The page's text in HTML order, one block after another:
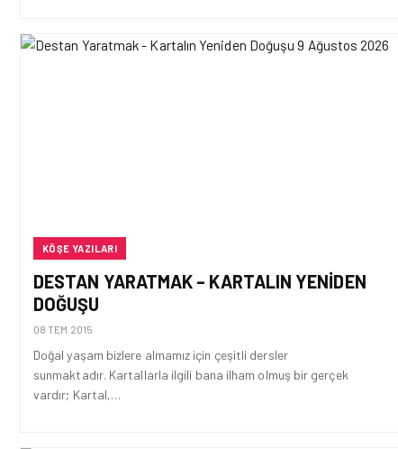
KÖŞE YAZILARI
DESTAN YARATMAK – KARTALIN YENIDEN
DOĞUŞU
08 TEM 2015
Doğal yaşam bizlere almamız için çeşitli dersler
sunmaktadır. Kartallarla ilgili bana ilham olmuş bir gerçek
vardır; Kartal,…